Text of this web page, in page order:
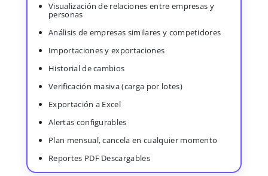
Visualización de relaciones entre empresas y
personas
Análisis de empresas similares y competidores
Importaciones y exportaciones
Historial de cambios
Verificación masiva (carga por lotes)
Exportación a Excel
Alertas configurables
Plan mensual, cancela en cualquier momento
Reportes PDF Descargables